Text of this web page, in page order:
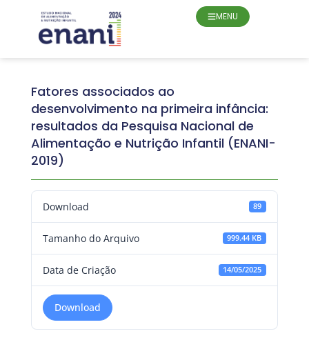
MENU
Fatores associados ao
desenvolvimento na primeira infância:
resultados da Pesquisa Nacional de
Alimentação e Nutrição Infantil (ENANI-
2019)
Download 89
Tamanho do Arquivo 999.44 KB
Data de Criação 14/05/2025
Download